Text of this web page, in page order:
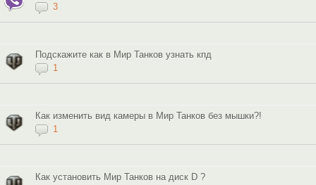
3
Подскажите как в Мир Танков узнать кпд
1
Как изменить вид камеры в Мир Танков без мышки?!
1
Как установить Мир Танков на диск D ?